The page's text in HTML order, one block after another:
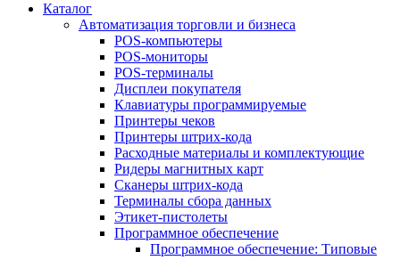
Каталог
Автоматизация торговли и бизнеса
POS-компьютеры
POS-мониторы
POS-терминалы
Дисплеи покупателя
Клавиатуры программируемые
Принтеры чеков
Принтеры штрих-кода
Расходные материалы и комплектующие
Ридеры магнитных карт
Сканеры штрих-кода
Терминалы сбора данных
Этикет-пистолеты
Программное обеспечение
Программное обеспечение: Типовые